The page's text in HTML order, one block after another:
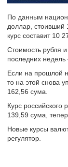
По данным
доллар, стоивший
курс составит 10
Стоимость рубля
последних недель
Если на прошлой
то на этой снова
162,56 сума.
Курс российского
139,59 сума,
Новые курсы
регулятор.